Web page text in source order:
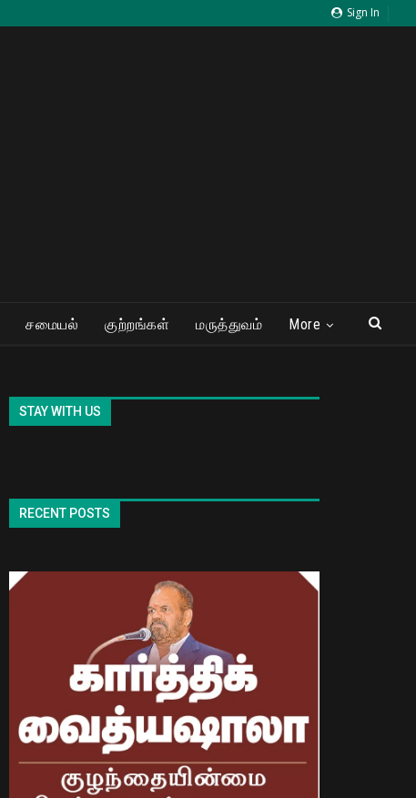
Sign In
சமையல் குற்றங்கள் மருத்துவம் More
STAY WITH US
RECENT POSTS